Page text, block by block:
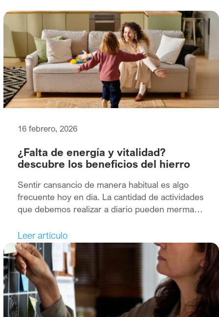
16 febrero, 2026
¿Falta de energía y vitalidad?
descubre los beneficios del hierro
Sentir cansancio de manera habitual es algo
frecuente hoy en día. La cantidad de actividades
que debemos realizar a diario pueden mermar
que cuenta que, en algunos casos, ese
cansancio puede ser un síntoma de que algo no
vaya bien, como por ejemplo un déficit de
hierro […]
Leer artículo